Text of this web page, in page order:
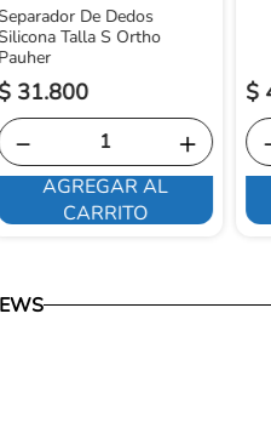
De Dedos
Talla S Ortho
Pauher
$ 31.800
＋
－
AGREGAR AL
CARRITO
$